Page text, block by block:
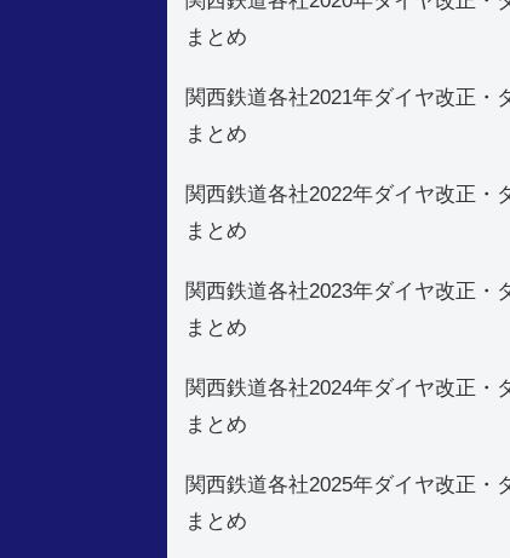
まとめ
関西鉄道各社2021年ダイヤ改正・
まとめ
関西鉄道各社2022年ダイヤ改正・
まとめ
関西鉄道各社2023年ダイヤ改正・
まとめ
関西鉄道各社2024年ダイヤ改正・
まとめ
関西鉄道各社2025年ダイヤ改正・
まとめ